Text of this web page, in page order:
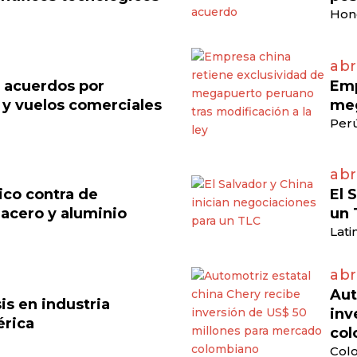
acuerdos por
vuelos comerciales
contra de
y aluminio
El
un
en industria